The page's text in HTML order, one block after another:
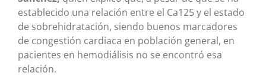
establecido una relación entre el Ca125 y el estado
de sobrehidratación, siendo buenos marcadores
de congestión cardiaca en población general, en
pacientes en hemodiálisis no se encontró esa
relación.